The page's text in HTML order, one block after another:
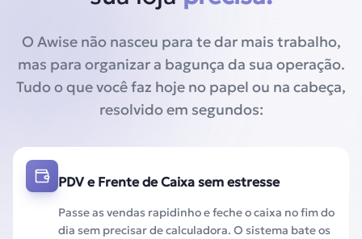
O Awise não nasceu para te dar mais trabalho,
mas para organizar a bagunça da sua operação.
Tudo o que você faz hoje no papel ou na cabeça,
resolvido em segundos:
PDV e Frente de Caixa sem estresse
Passe as vendas rapidinho e feche o caixa no fim do
dia sem precisar de calculadora. O sistema bate os